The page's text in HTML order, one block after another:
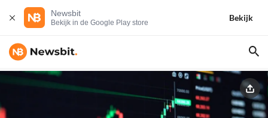
Newsbit
Bekijk in de Google Play store
Bekijk